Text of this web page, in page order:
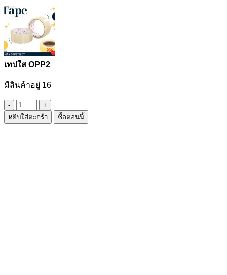
เทปใส OPP2
มีสินค้าอยู่ 16
จำนวน
เทป
หยิบใส่ตะกร้า ซื้อตอนนี้